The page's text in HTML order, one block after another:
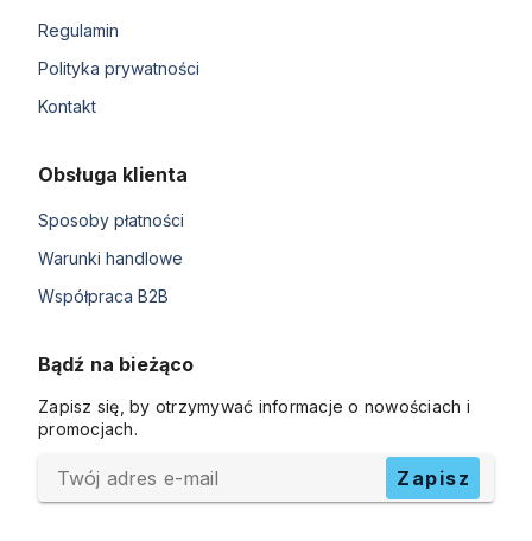
Regulamin
Polityka prywatności
Kontakt
Obsługa klienta
Sposoby płatności
Warunki handlowe
Współpraca B2B
Bądź na bieżąco
Zapisz się, by otrzymywać informacje o nowościach i
promocjach.
Twój adres e-mail Zapisz